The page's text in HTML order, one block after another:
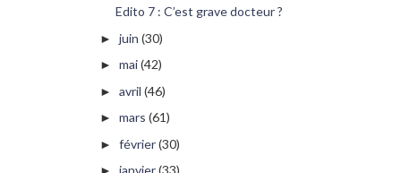
Edito 7 : C’est grave docteur ?
► juin (30)
► mai(42)
► avril (46)
► mars (61)
► février(30)
janvier(33)